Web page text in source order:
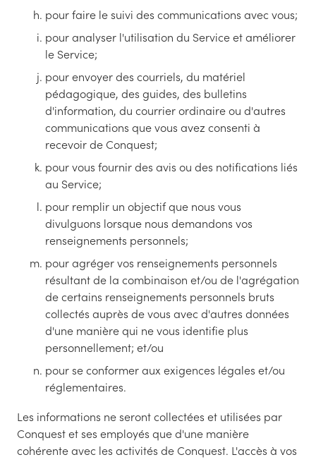
pour faire le suivi des communications avec vous;
pour analyser l'utilisation du Service et améliorer
le Service;
pour envoyer des courriels, du matériel
pédagogique, des guides, des bulletins
d'information, du courrier ordinaire ou d'autres
communications que vous avez consenti à
recevoir de Conquest;
pour vous fournir des avis ou des notifications liés
au Service;
pour remplir un objectif que nous vous
divulguons lorsque nous demandons vos
renseignements personnels;
pour agréger vos renseignements personnels
résultant de la combinaison et/ou de l'agrégation
de certains renseignements personnels bruts
collectés auprès de vous avec d'autres données
d'une manière qui ne vous identifie plus
personnellement; et/ou
pour se conformer aux exigences légales et/ou
réglementaires.
Les informations ne seront collectées et utilisées par
Conquest et ses employés que d'une manière
cohérente avec les activités de Conquest. L'accès à vos